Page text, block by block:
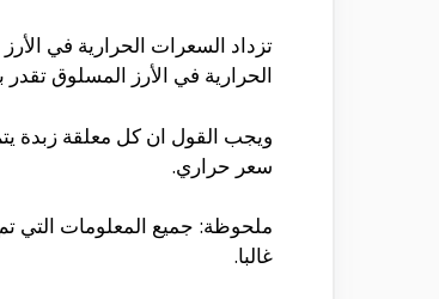
تزداد السعرات الحرارية في
الحرارية في الأرز المسلوق تقدر بحوالي 140 سعر حراري لكل كوب واحد، كما ان الأرز يظل محتفظ بقدر قليل من الدهون
سعر حراري.
ملحوظة: جميع المعلومات التي
غالبا.